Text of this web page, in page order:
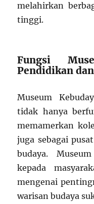
melahirkan
tinggi.
Fungsi
Pendidikan
Museum
tidak hanya
memamerkan
juga sebagai
budaya.
kepada
mengenai
warisan budaya